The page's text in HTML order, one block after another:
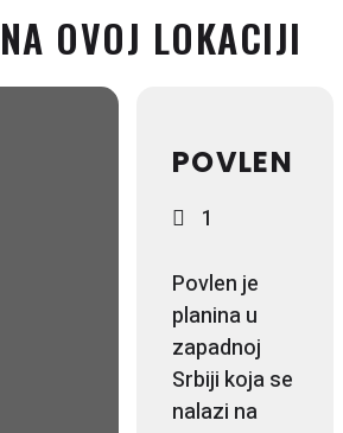
OVOJ LOKACIJI
POVLEN
1
Povlen je
planina u
zapadnoj
Srbiji koja se
nalazi na